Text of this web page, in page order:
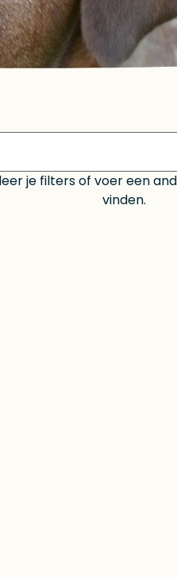
je filters of voer een
vinden.